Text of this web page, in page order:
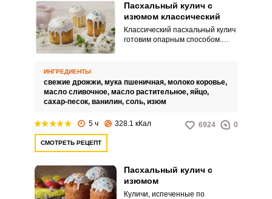
Пасхальный кулич с
изюмом классический
Классический пасхальный кулич
готовим опарным способом.
рыхлую, плотную, нежную,
ноздреватую.
ИНГРЕДИЕНТЫ
свежие дрожжи, мука пшеничная, молоко коровье,
масло сливочное, масло растительное, яйцо,
сахар-песок, ванилин, соль, изюм
5 ч 328.1 кКал 6924 0
СМОТРЕТЬ РЕЦЕПТ
Пасхальный кулич с
изюмом
Куличи, испеченные по